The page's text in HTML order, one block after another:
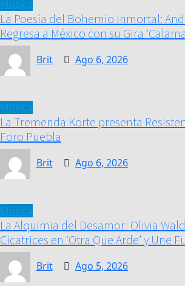
La Poesía del Bohemio Inmortal:
Regresa a México con su Gira
Brit Ago 6, 2026
La Tremenda Korte presenta
Foro Puebla
Brit Ago 6, 2026
La Alquimia del Desamor: Olivia
Cicatrices en ‘Otra Que Arde’ y Une
Brit
Ago 5, 2026